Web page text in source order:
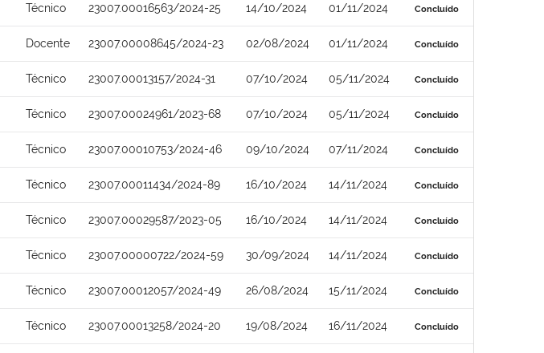
Técnico 23007.00016563/2024-25 14/10/2024 01/11/2024 Concluído
Docente 23007.00008645/2024-23 02/08/2024 01/11/2024 Concluído
Técnico 23007.00013157/2024-31 07/10/2024 05/11/2024 Concluído
Técnico 23007.00024961/2023-68 07/10/2024 05/11/2024 Concluído
Técnico 23007.00010753/2024-46 09/10/2024 07/11/2024 Concluído
Técnico 23007.00011434/2024-89 16/10/2024 14/11/2024 Concluído
Técnico 23007.00029587/2023-05 16/10/2024 14/11/2024 Concluído
Técnico 23007.00000722/2024-59 30/09/2024 14/11/2024 Concluído
Técnico 23007.00012057/2024-49 26/08/2024 15/11/2024 Concluído
Técnico 23007.00013258/2024-20 19/08/2024 16/11/2024 Concluído